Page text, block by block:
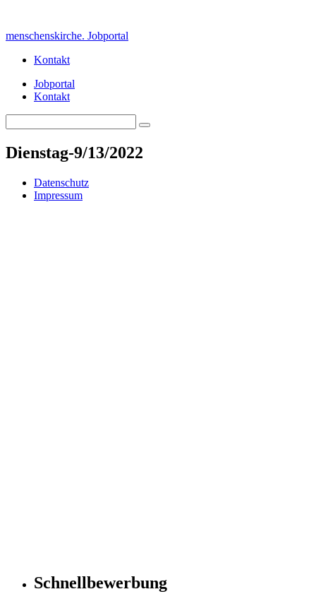
content
menschenskirche. Jobportal
Kontakt
Jobportal
Kontakt
for:
Search
Dienstag-9/13/2022
Datenschutz
Impressum
Schnellbewerbung